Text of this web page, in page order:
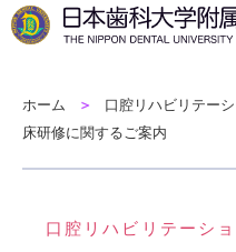
ホーム 口腔リハビリテー
床研修に関するご案内
口腔リハビリテーシ